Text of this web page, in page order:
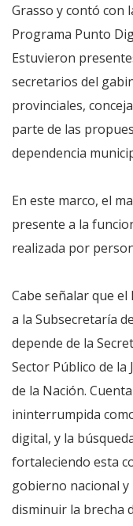
Grasso y contó con
Programa Punto
Estuvieron
secretarios del
provinciales,
parte de las
dependencia
En este marco, el
presente a la
realizada por
Cabe señalar que
a la Subsecretaría
depende de la
Sector Público de
de la Nación.
ininterrumpida
digital, y la
fortaleciendo esta
gobierno nacional
disminuir la brecha